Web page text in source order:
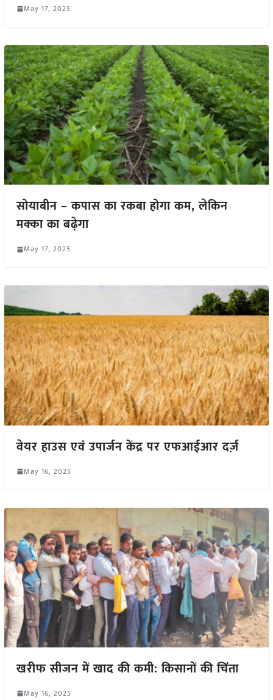
May 17, 2025
सोयाबीन – कपास का रकबा होगा कम, लेकिन
मक्का का बढ़ेगा
May 17, 2025
वेयर हाउस एवं उपार्जन केंद्र पर एफआईआर दर्ज़
May 16, 2025
खरीफ सीजन में खाद की कमी: किसानों की चिंता
May 16, 2025